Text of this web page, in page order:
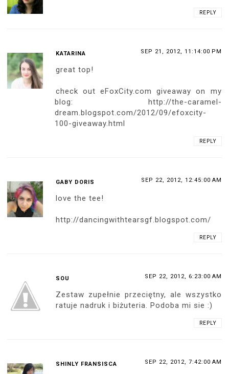
REPLY
KATARINA SEP 21, 2012, 11:14:00 PM
great top!
check out eFoxCity.com giveaway on my
blog: http://the-caramel-
dream.blogspot.com/2012/09/efoxcity-
100-giveaway.html
REPLY
GABY DORIS SEP 22, 2012, 12:45:00 AM
love the tee!
http://dancingwithtearsgf.blogspot.com/
REPLY
SOU SEP 22, 2012, 6:23:00 AM
Zestaw zupełnie przeciętny, ale wszystko
ratuje nadruk i biżuteria. Podoba mi sie :)
REPLY
SHINLY FRANSISCA SEP 22, 2012, 7:42:00 AM